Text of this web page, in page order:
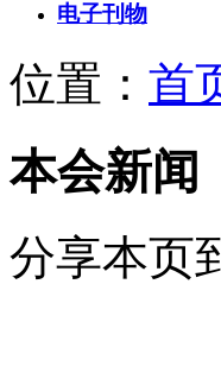
电子刊物
位置： 首
本会新闻
分享本页